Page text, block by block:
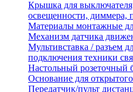
Крышка для
освещенности, диммера,
Материалы монтажные
Механизм датчика
Мультивставка / разъем
подключения техники
Настольный розеточный
Основание для
Передатчик/пульт